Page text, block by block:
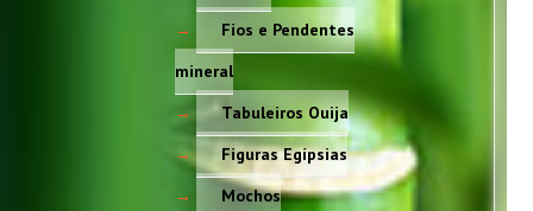
Fios e Pendentes
mineral
Tabuleiros Ouija
Figuras Egípsias
Mochos